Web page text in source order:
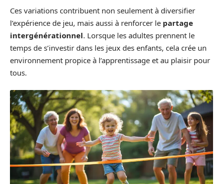
Ces variations contribuent non seulement à diversifier
l’expérience de jeu, mais aussi à renforcer le partage
intergénérationnel. Lorsque les adultes prennent le
temps de s’investir dans les jeux des enfants, cela crée un
environnement propice à l’apprentissage et au plaisir pour
tous.